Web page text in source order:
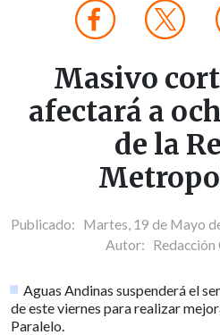
Masivo
afectará a
de la
Publicado: Martes, 19 de Mayo
Autor:
Aguas Andinas suspenderá el
de este viernes para realizar
Paralelo.